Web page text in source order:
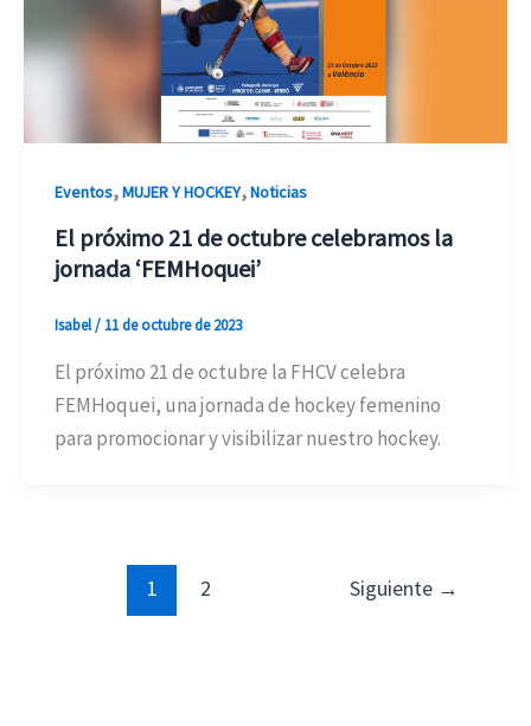
Eventos,MUJER Y HOCKEY,Noticias
El próximo 21 de octubre celebramos la
jornada ‘FEMHoquei’
Isabel/ 11 de octubre de 2023
El próximo 21 de octubre la FHCV celebra
FEMHoquei, una jornada de hockey femenino
para promocionar y visibilizar nuestro hockey.
1 2 Siguiente →